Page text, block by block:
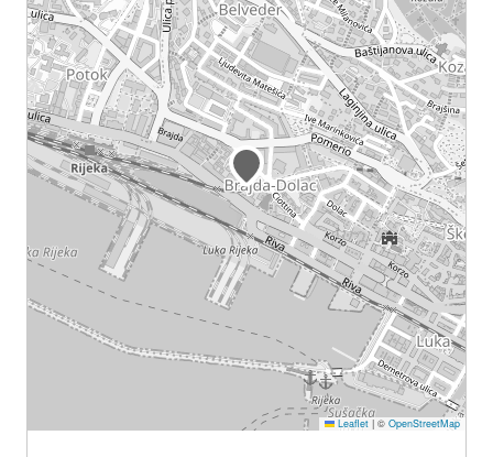
Leaflet |© OpenStreetMap